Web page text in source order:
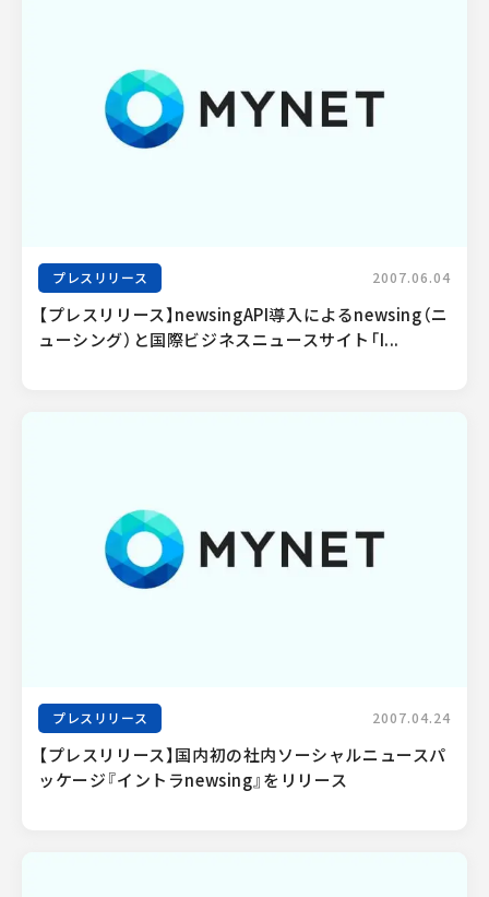
プレスリリース 2007.06.04
【プレスリリース】newsingAPI導入によるnewsing（ニ
ューシング）と国際ビジネスニュースサイト「I...
プレスリリース 2007.04.24
【プレスリリース】国内初の社内ソーシャルニュースパ
ッケージ『イントラnewsing』をリリース